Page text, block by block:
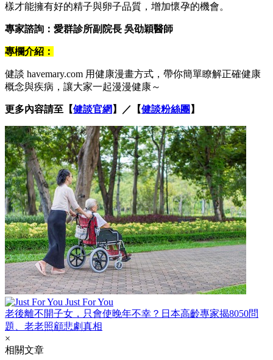
樣才能擁有好的精子與卵子品質，增加懷孕的機會。
專家諮詢：愛群診所副院長 吳劭穎醫師
專欄介紹：
健談 havemary.com 用健康漫畫方式，帶你簡單瞭解正確健康
概念與疾病，讓大家一起漫漫健康～
更多內容請至【健談官網 】／【健談粉絲團 】
Just For You
老後離不開子女，只會使晚年不幸？日本高齡專家揭8050問
題、老老照顧悲劇真相
×
相關文章